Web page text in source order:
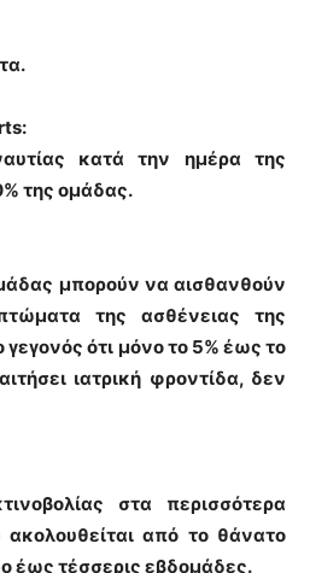
κατά την ημέρα της
της ομάδας.
μπορούν να αισθανθούν
της ασθένειας της
γεγονός ότι μόνο το 5% έως το
ιατρική φροντίδα, δεν
στα περισσότερα
από το θάνατο
έως τέσσερις εβδομάδες.